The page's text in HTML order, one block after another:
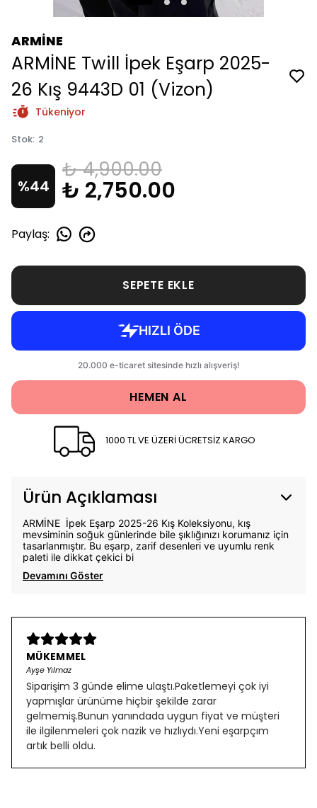
ARMİNE
ARMİNE Twill İpek Eşarp 2025-
26 Kış 9443D 01 (Vizon)
Tükeniyor
Stok: 2
%44
₺ 4,900.00
₺ 2,750.00
Paylaş:
SEPETE EKLE
HEMEN AL
1000 TL VE ÜZERİ ÜCRETSİZ KARGO
Ürün Açıklaması
ARMİNE İpek Eşarp 2025-26 Kış Koleksiyonu, kış
mevsiminin soğuk günlerinde bile şıklığınızı korumanız için
tasarlanmıştır. Bu eşarp, zarif desenleri ve uyumlu renk
paleti ile dikkat çekici bi
Devamını Göster
MÜKEMMEL
Ayşe Yılmaz
Siparişim 3 günde elime ulaştı.Paketlemeyi çok iyi
yapmışlar ürünüme hiçbir şekilde zarar
gelmemiş.Bunun yanındada uygun fiyat ve müşteri
ile ilgilenmeleri çok nazik ve hızlıydı.Yeni eşarpçım
artık belli oldu.